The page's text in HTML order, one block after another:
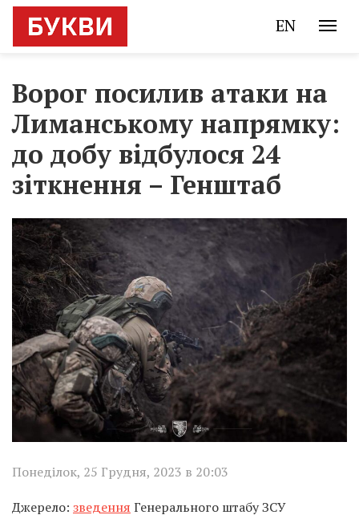
EN
Ворог посилив атаки на
Лиманському напрямку:
до добу відбулося 24
зіткнення – Генштаб
Понеділок, 25 Грудня, 2023 в 20:03
Джерело: зведення Генерального штабу ЗСУ